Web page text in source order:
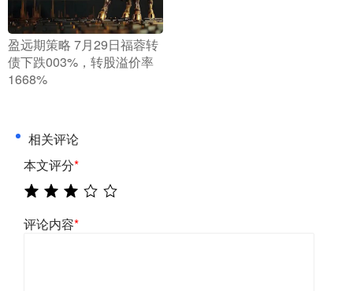
​盈远期策略 7月29日福蓉转
债下跌003%，转股溢价率
1668%
相关评论
本文评分*
评论内容*